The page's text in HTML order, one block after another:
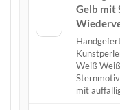
Gelb mit
Weiß
mit